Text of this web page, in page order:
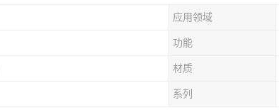
应用领域
功能
材质
系列